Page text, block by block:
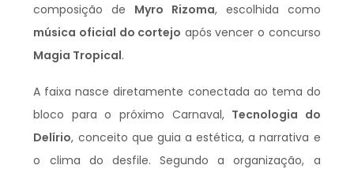
composição de Myro Rizoma, escolhida como
música oficial do cortejo após vencer o concurso
Magia Tropical.
A faixa nasce diretamente conectada ao tema do
bloco para o próximo Carnaval, Tecnologia do
Delírio, conceito que guia a estética, a narrativa e
o clima do desfile. Segundo a organização, a